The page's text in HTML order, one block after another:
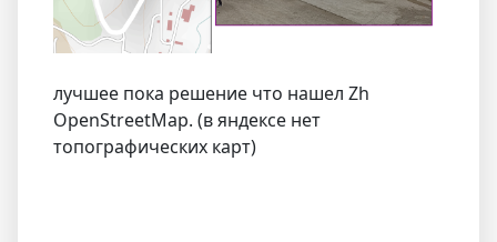
лучшее пока решение что нашел Zh
OpenStreetMap. (в яндексе нет
топографических карт)